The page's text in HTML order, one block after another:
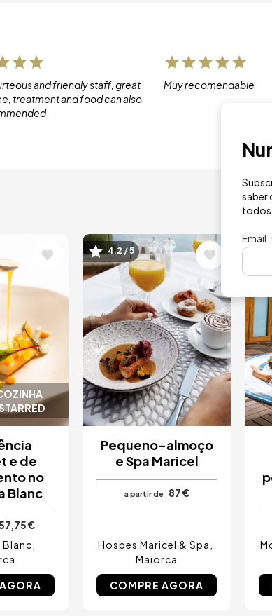
and friendly staff, great
treatment and food can also
Muy recomendable
e de
no
Blanc
€
Blanc
Imagem
4.2 / 5
Pequeno-almoço
e Spa Maricel
a partir de 87 €
Hospes Maricel & Spa
Maiorca
COMPRE AGORA
saber
todos
Email